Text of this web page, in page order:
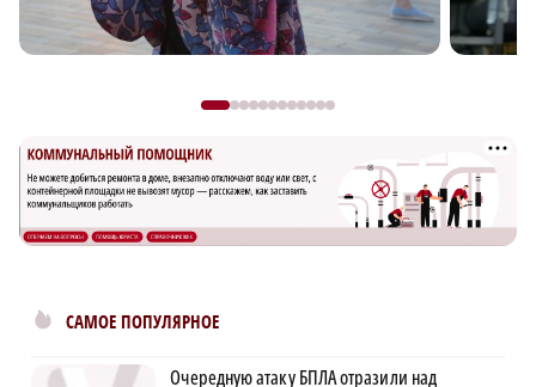
САМОЕ ПОПУЛЯРНОЕ
Очередную атаку БПЛА отразили над